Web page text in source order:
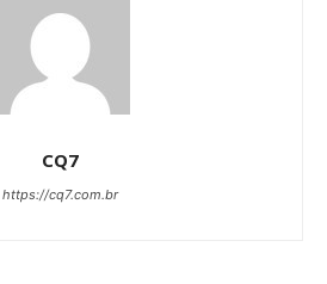
CQ7
https://cq7.com.br